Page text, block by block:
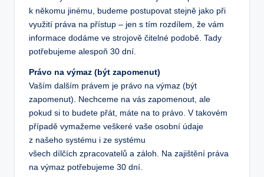
k někomu jinému, budeme postupovat stejně jako při
využití práva na přístup – jen s tím rozdílem, že vám
informace dodáme ve strojově čitelné podobě. Tady
potřebujeme alespoň 30 dní.
Právo na výmaz (být zapomenut)
Vaším dalším právem je právo na výmaz (být
zapomenut). Nechceme na vás zapomenout, ale
pokud si to budete přát, máte na to právo. V takovém
případě vymažeme veškeré vaše osobní údaje
z našeho systému i ze systému
všech dílčích zpracovatelů a záloh. Na zajištění práva
na výmaz potřebujeme 30 dní.